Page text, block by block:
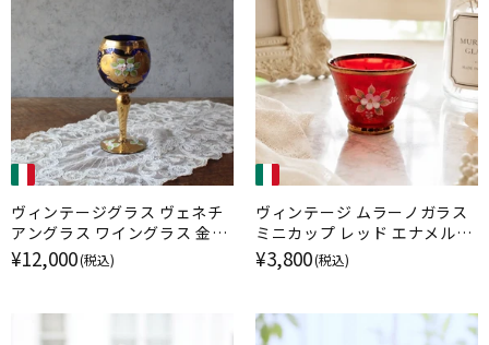
ヴィンテージグラス ヴェネチ
アングラス ワイングラス 金彩
エナメル彩 ムラーノガラス ブ
ルー イタリア
¥12,000(税込)
ヴィンテージ ムラーノガラス
ミニカップ レッド エナメル金
彩 イタリア
¥3,800(税込)